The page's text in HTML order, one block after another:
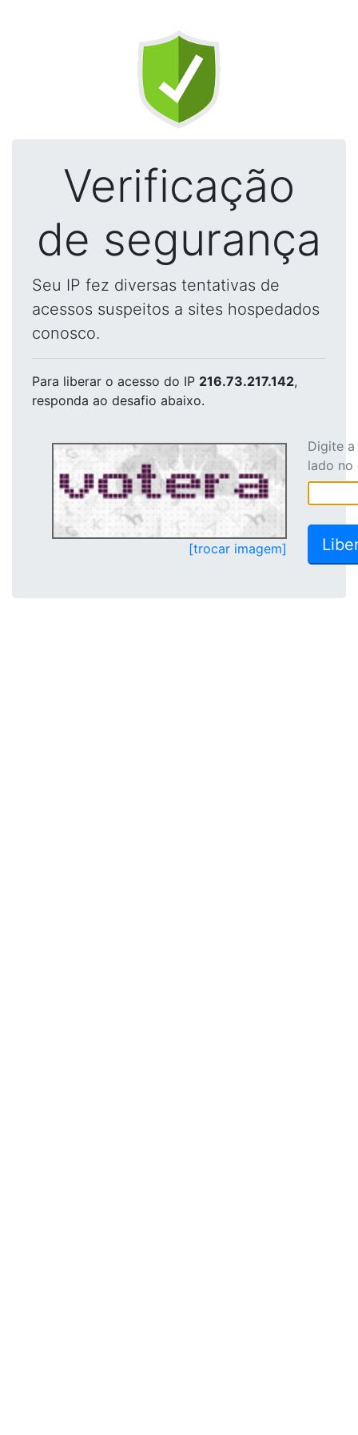
Verificação
de segurança
Seu IP fez diversas tentativas de
acessos suspeitos a sites hospedados
conosco.
Para liberar o acesso do IP 216.73.217.142,
responda ao desafio abaixo.
[trocar imagem]
Digite
lado no